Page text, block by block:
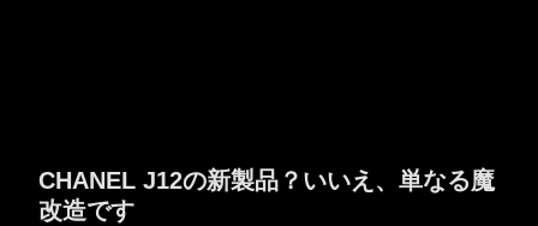
CHANEL J12の新製品？いいえ、単なる魔
改造です